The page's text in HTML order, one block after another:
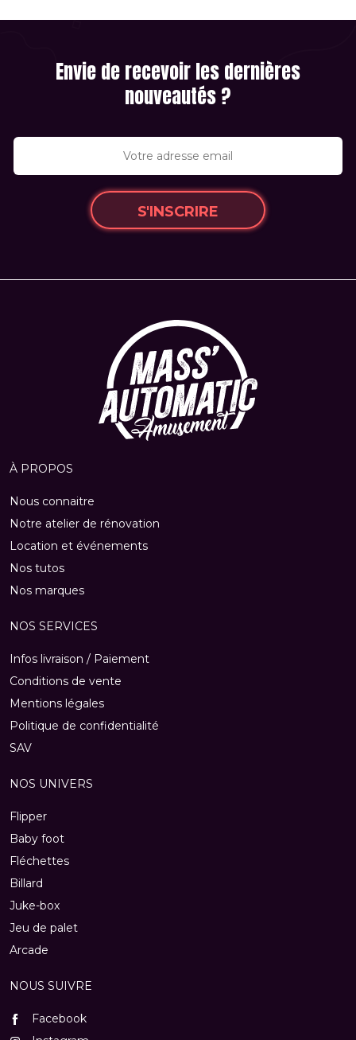
Envie de recevoir les dernières
nouveautés ?
S'INSCRIRE
À PROPOS
Nous connaitre
Notre atelier de rénovation
Location et événements
Nos tutos
Nos marques
NOS SERVICES
Infos livraison / Paiement
Conditions de vente
Mentions légales
Politique de confidentialité
SAV
NOS UNIVERS
Flipper
Baby foot
Fléchettes
Billard
Juke-box
Jeu de palet
Arcade
NOUS SUIVRE
Facebook